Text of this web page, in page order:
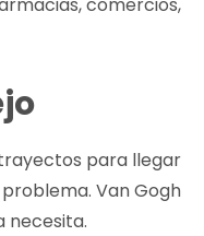
comercios,
para llegar
Van Gogh
necesita.